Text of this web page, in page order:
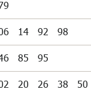
14 92 98
85 95
20 26 38 50